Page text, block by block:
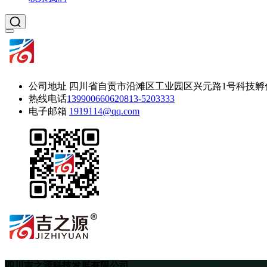
公司地址 四川省自贡市沿滩区工业园区兴元路1号科技孵
热线电话139900660620813-5203333
电子邮箱 1919114@qq.com